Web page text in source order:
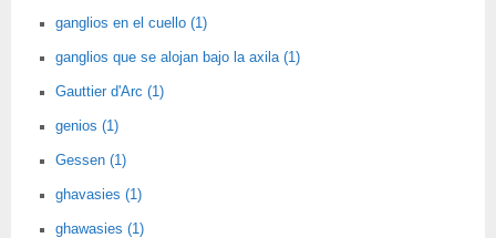
ganglios en el cuello (1)
ganglios que se alojan bajo la axila (1)
Gauttier d'Arc (1)
genios (1)
Gessen (1)
ghavasies (1)
ghawasies (1)